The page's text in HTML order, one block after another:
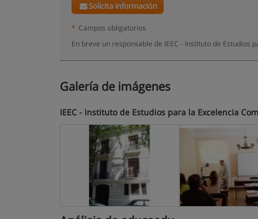
Solicita información
* Campos obligatorios
En breve un responsable de IEEC - Instituto de
Galería de imágenes
IEEC - Instituto de Estudios para la Excelencia